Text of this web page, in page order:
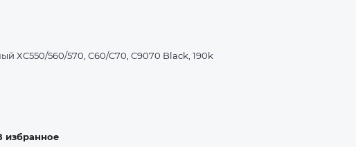
XC550/560/570, С60/С70, C9070 Black, 190k
избранное